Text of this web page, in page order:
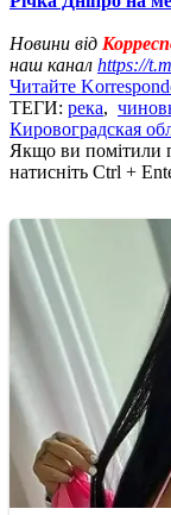
Новини від
наш канал https://
Читайте
ТЕГИ: река,
Кировоградская
Якщо ви помітили
натисніть Ctrl +